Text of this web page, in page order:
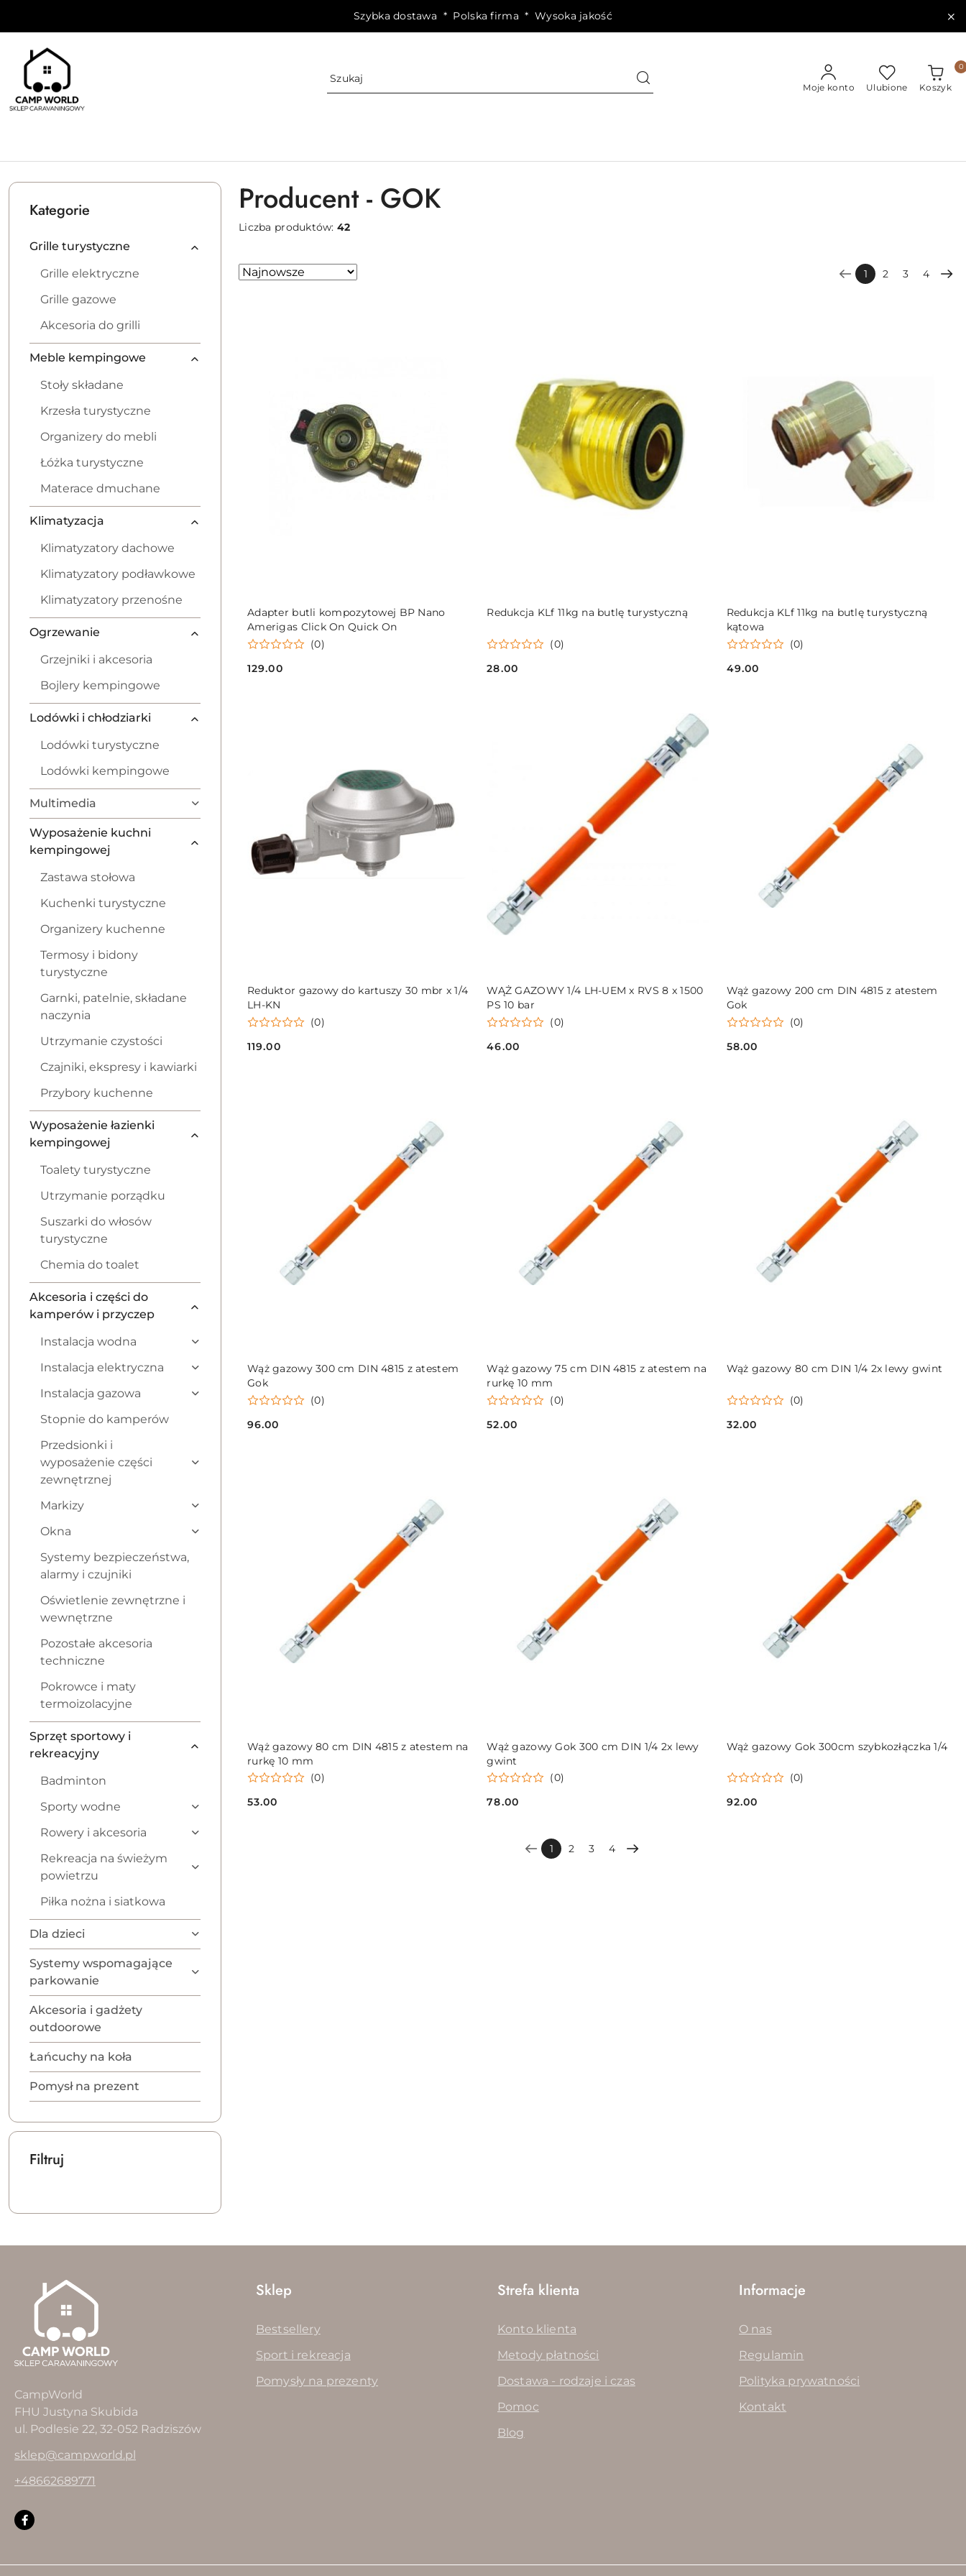
Szybka dostawa * Polska firma * Wysoka jakość
Moje konto Ulubione Koszyk
0
Kategorie
Grille turystyczne
Grille elektryczne
Grille gazowe
Akcesoria do grilli
Meble kempingowe
Stoły składane
Krzesła turystyczne
Organizery do mebli
Łóżka turystyczne
Materace dmuchane
Klimatyzacja
Klimatyzatory dachowe
Klimatyzatory podławkowe
Klimatyzatory przenośne
Ogrzewanie
Grzejniki i akcesoria
Bojlery kempingowe
Lodówki i chłodziarki
Lodówki turystyczne
Lodówki kempingowe
Multimedia
Wyposażenie kuchni
kempingowej
Zastawa stołowa
Kuchenki turystyczne
Organizery kuchenne
Termosy i bidony
turystyczne
Garnki, patelnie, składane
naczynia
Utrzymanie czystości
Czajniki, ekspresy i kawiarki
Przybory kuchenne
Wyposażenie łazienki
kempingowej
Toalety turystyczne
Utrzymanie porządku
Suszarki do włosów
turystyczne
Chemia do toalet
Akcesoria i części do
kamperów i przyczep
Instalacja wodna
Instalacja elektryczna
Instalacja gazowa
Stopnie do kamperów
Przedsionki i
wyposażenie części
zewnętrznej
Markizy
Okna
Systemy bezpieczeństwa,
alarmy i czujniki
Oświetlenie zewnętrzne i
wewnętrzne
Pozostałe akcesoria
techniczne
Pokrowce i maty
termoizolacyjne
Sprzęt sportowy i
rekreacyjny
Badminton
Sporty wodne
Rowery i akcesoria
Rekreacja na świeżym
powietrzu
Piłka nożna i siatkowa
Dla dzieci
Systemy wspomagające
parkowanie
Akcesoria i gadżety
outdoorowe
Łańcuchy na koła
Pomysł na prezent
Filtruj
Producent - GOK
Liczba produktów:42
Zastosowano
Sortuj
1 2 3 4
Adapter butli kompozytowej BP Nano
Amerigas Click On Quick On
(0)
Cena:
129.00
DO KOSZYKA Redukcja KLf 11kg na butlę turystyczną
(0)
Cena:
28.00
DO KOSZYKA
Redukcja KLf 11kg na butlę turystyczną
kątowa
(0)
Cena:
49.00
DO KOSZYKA
Reduktor gazowy do kartuszy 30 mbr x 1/4
LH-KN
(0)
Cena:
119.00
DO KOSZYKA
WĄŻ GAZOWY 1/4 LH-UEM x RVS 8 x 1500
PS 10 bar
(0)
Cena:
46.00
Wąż gazowy 200 cm DIN 4815 z atestem
Gok
(0)
Cena:
58.00
Wąż gazowy 300 cm DIN 4815 z atestem
Gok
(0)
Cena:
96.00
Wąż gazowy 75 cm DIN 4815 z atestem na
rurkę 10 mm
(0)
Cena:
52.00
Wąż gazowy 80 cm DIN 1/4 2x lewy gwint
(0)
Cena:
32.00
DO KOSZYKA
Wąż gazowy 80 cm DIN 4815 z atestem na
rurkę 10 mm
(0)
Cena:
53.00
Wąż gazowy Gok 300 cm DIN 1/4 2x lewy
gwint
(0)
Cena:
78.00
Wąż gazowy Gok 300cm szybkozłączka 1/4
(0)
Cena:
92.00
DO KOSZYKA
1 2 3 4
CampWorld
FHU Justyna Skubida
ul. Podlesie 22, 32-052 Radziszów
sklep@campworld.pl
+48662689771
Sklep
Bestsellery
Sport i rekreacja
Pomysły na prezenty
Strefa klienta
Konto klienta
Metody płatności
Dostawa - rodzaje i czas
Pomoc
Blog
Informacje
O nas
Regulamin
Polityka prywatności
Kontakt